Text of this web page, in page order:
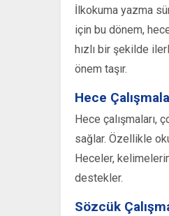
İlkokuma yazma
için bu dönem,
hızlı bir şekilde
önem taşır.
Hece
Hece
sağlar. Özellikle
Heceler,
destekler.
Sözcük